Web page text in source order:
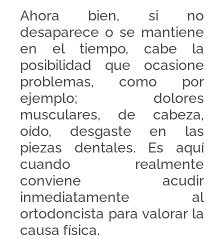
Ahora bien, si no
desaparece o se mantiene
en el tiempo, cabe la
posibilidad que ocasione
problemas, como por
ejemplo; dolores
musculares, de cabeza,
oído, desgaste en las
piezas dentales. Es aquí
cuando realmente
conviene acudir
inmediatamente al
ortodoncista para valorar la
causa física.